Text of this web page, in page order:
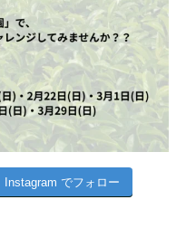
Instagram でフォロー